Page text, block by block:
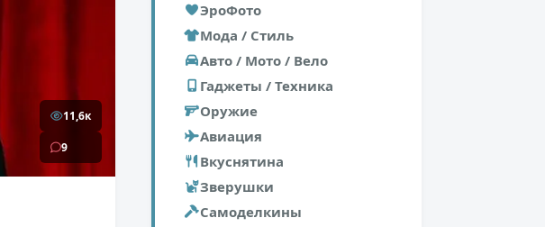
11,6к
9
ЭроФото
Мода / Стиль
Авто / Мото / Вело
Гаджеты / Техника
Оружие
Авиация
Вкуснятина
Зверушки
Самоделкины